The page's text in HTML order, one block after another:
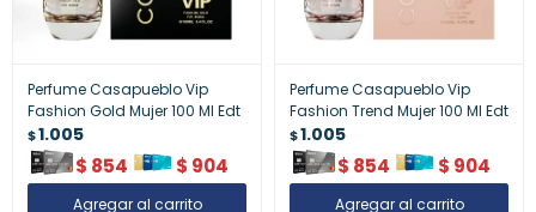
Perfume Casapueblo Vip
Fashion Gold Mujer 100 Ml Edt
$1.005
$ 854 $ 904
Perfume Casapueblo Vip
Fashion Trend Mujer 100 Ml Edt
$1.005
$ 854 $ 904